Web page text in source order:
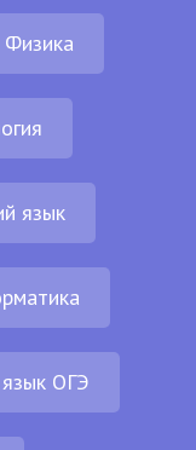
Физика
язык
язык ОГЭ